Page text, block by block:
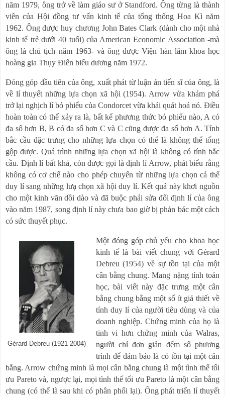
năm 1979, ông trở về làm giáo sư ở Standford. Ông từng là thành
viên của Hội đồng tư vấn kinh tế của tổng thống Hoa Kì năm
1962. Ông được huy chương John Bates Clark (dành cho một nhà
kinh tế trẻ dưới 40 tuổi) của American Economic Association -mà
ông là chủ tịch năm 1963- và ông được Viện hàn lâm khoa học
hoàng gia Thụy Điển biểu dương năm 1972.
Đóng góp đầu tiên của ông, xuất phát từ luận án tiến sĩ của ông, là
về lí thuyết những lựa chọn xã hội (1954). Arrow vừa khám phá
trở lại nghịch lí bỏ phiếu của Condorcet vừa khái quát hoá nó. Điều
hoàn toàn có thể xảy ra là, bất kể phương thức bỏ phiếu nào, A có
đa số hơn B, B có đa số hơn C và C cũng được đa số hơn A. Tính
bắc cầu đặc trưng cho những lựa chọn có thể là không thể tổng
gộp được. Quá trình những lựa chọn xã hội là không có tính bắc
cầu. Định lí bất khả, còn được gọi là định lí Arrow, phát biểu rằng
không có cơ chế nào cho phép chuyển từ những lựa chọn cá thể
duy lí sang những lưạ chọn xã hội duy lí. Kết quả này khơi nguồn
cho một kinh văn dồi dào và đã buộc phải sửa đổi định lí của ông
vào năm 1987, song định lí này chưa bao giờ bị phản bác một cách
có sức thuyết phục.
Gérard Debreu (1921-2004)
Một đóng góp chủ yếu cho khoa học
kinh tế là bài viết chung với Gérard
Debreu (1954) về sự tồn tại của một
cân bằng chung. Mang nặng tính toán
học, bài viết này đặc trưng một cân
bằng chung bằng một số ít giả thiết về
tính duy lí của người tiêu dùng và của
doanh nghiệp. Chứng minh của họ là
tinh vi hơn chứng minh của Walras,
người chỉ đơn giản đếm số phương
trình để đảm bảo là có tồn tại một cân
bằng. Arrow chứng minh là mọi cân bằng chung là một tình thế tối
ưu Pareto và, ngược lại, mọi tình thế tối ưu Pareto là một cân bằng
chung (có thể là sau khi có phân phối lại). Ông phát triển lí thuyết